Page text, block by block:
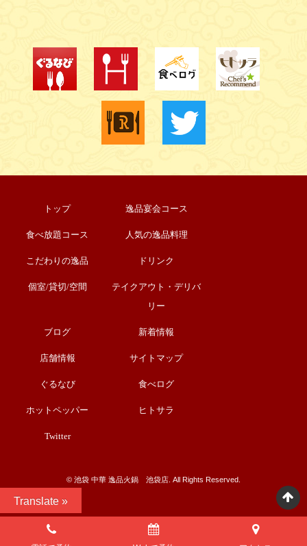
トップ 逸品宴会コース
食べ放題コース 人気の逸品料理
こだわりの逸品 ドリンク
個室/貸切/空間
テイクアウト・デリバ
リー
ブログ 新着情報
店舗情報 サイトマップ
ぐるなび 食べログ
ホットペッパー ヒトサラ
Twitter
©︎ 池袋 中華 逸品火鍋 池袋店. All Rights Reserved.
Translate »